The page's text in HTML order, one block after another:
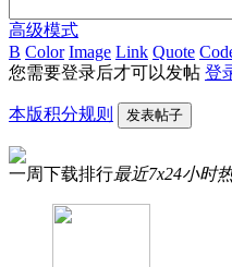
高级模式
B Color Image Link Quote
您需要登录后才可以发帖 登
本版积分规则 发表帖子
一周下载排行最近7x24小时